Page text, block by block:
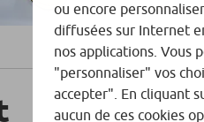
ou encore
diffusées sur Internet
nos applications. Vous
"personnaliser" vos
accepter". En cliquant
aucun de ces cookies